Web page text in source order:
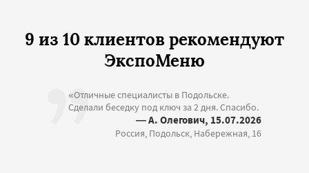
9 из 10 клиентов рекомендуют
ЭкспоМеню
«Отличные специалисты в Подольске.
Сделали беседку под ключ за 2 дня. Спасибо.
— А. Олегович, 15.07.2026
Россия, Подольск, Набережная, 16